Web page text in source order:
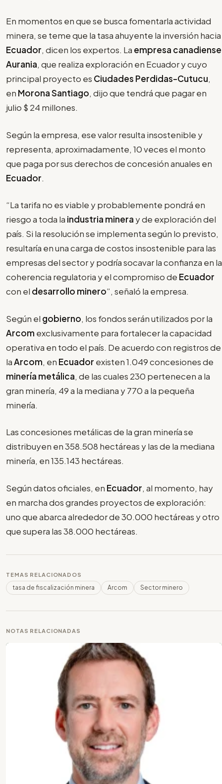
En momentos en que se busca fomentarla actividad
minera, se teme que la tasa ahuyente la inversión hacia
Ecuador, dicen los expertos. La empresa canadiense
Aurania, que realiza exploración en Ecuador y cuyo
principal proyecto es Ciudades Perdidas-Cutucu,
en Morona Santiago, dijo que tendrá que pagar en
julio $ 24 millones.
Según la empresa, ese valor resulta insostenible y
representa, aproximadamente, 10 veces el monto
que paga por sus derechos de concesión anuales en
Ecuador.
“La tarifa no es viable y probablemente pondrá en
riesgo a toda la industria minera y de exploración del
país. Si la resolución se implementa según lo previsto,
resultaría en una carga de costos insostenible para las
empresas del sector y podría socavar la confianza en la
coherencia regulatoria y el compromiso de Ecuador
con el desarrollo minero”, señaló la empresa.
Según el gobierno, los fondos serán utilizados por la
Arcom exclusivamente para fortalecer la capacidad
operativa en todo el país. De acuerdo con registros de
laArcom, en Ecuador existen 1.049 concesiones de
minería metálica, de las cuales 230 pertenecen a la
gran minería, 49 a la mediana y 770 a la pequeña
minería.
Las concesiones metálicas de la gran minería se
distribuyen en 358.508 hectáreas y las de la mediana
minería, en 135.143 hectáreas.
Según datos oficiales, en Ecuador, al momento, hay
en marcha dos grandes proyectos de exploración:
uno que abarca alrededor de 30.000 hectáreas y otro
que supera las 38.000 hectáreas.
TEMAS RELACIONADOS
tasa de fiscalización minera Arcom Sector minero
NOTAS RELACIONADAS